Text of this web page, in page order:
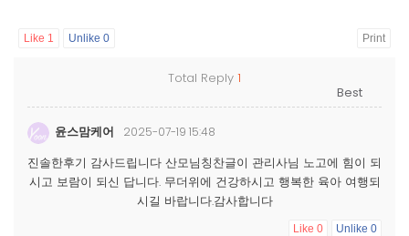
Like 1 Unlike 0 Print
Total Reply 1
윤스맘케어 2025-07-19 15:48
진솔한후기 감사드립니다 산모님칭찬글이 관리사님 노고에 힘이 되
시고 보람이 되신 답니다. 무더위에 건강하시고 행복한 육아 여행되
시길 바랍니다.감사합니다
Like 0 Unlike 0